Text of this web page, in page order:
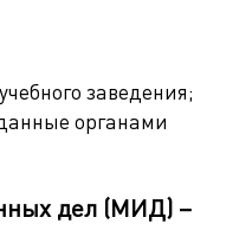
заведения;
органами
дел (МИД) –